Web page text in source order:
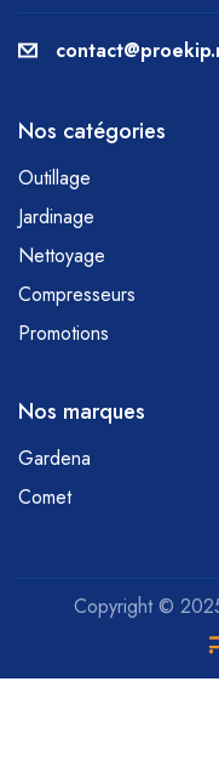
Nos catégories
Outillage
Jardinage
Nettoyage
Compresseurs
Promotions
Nos marques
Gardena
Comet
Copyright ©